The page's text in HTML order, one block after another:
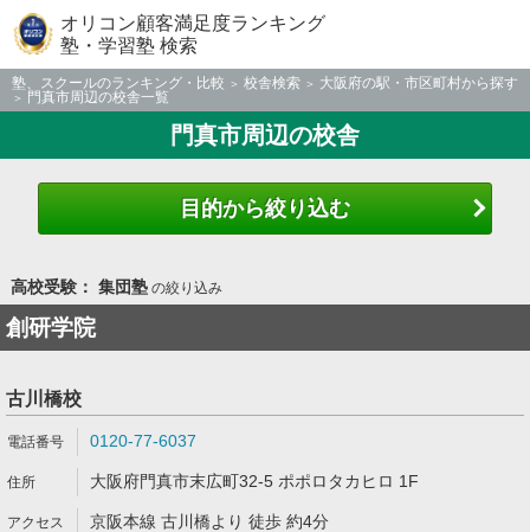
オリコン顧客満足度ランキング
塾・学習塾 検索
塾、スクールのランキング・比較 校舎検索
大阪府の駅・市区町村から探す
門真市周辺の校舎一覧
門真市周辺の校舎
目的から絞り込む
高校受験： 集団塾の絞り込み
創研学院
古川橋校
0120-77-6037
大阪府門真市末広町32-5 ポポロタカヒロ 1F
京阪本線 古川橋より 徒歩 約4分